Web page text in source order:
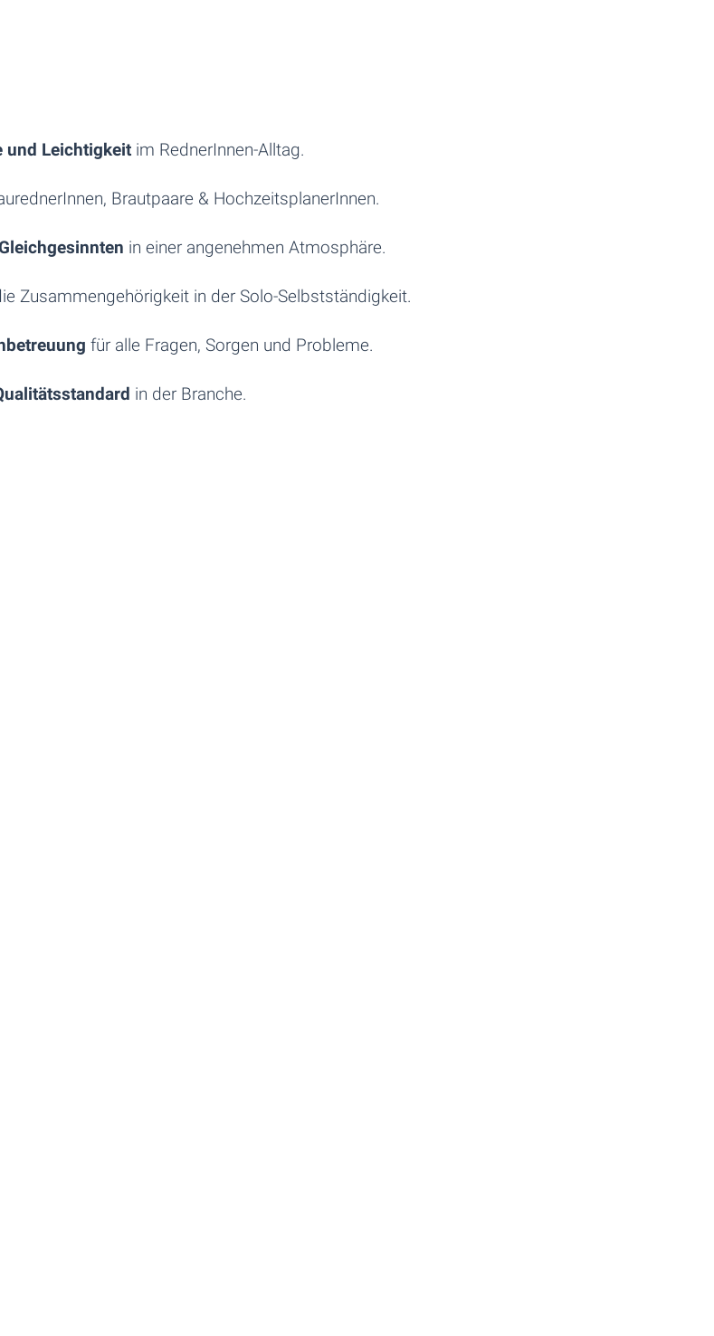
und Leichtigkeit im RednerInnen-Alltag.
Brautpaare & HochzeitsplanerInnen.
in einer angenehmen Atmosphäre.
Zusammengehörigkeit in der Solo-Selbstständigkeit.
für alle Fragen, Sorgen und Probleme.
in der Branche.